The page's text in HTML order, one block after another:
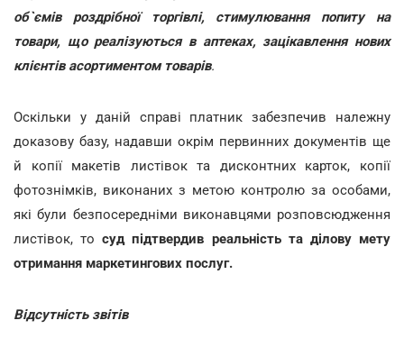
об`ємів роздрібної торгівлі, стимулювання попиту на
товари, що реалізуються в аптеках, зацікавлення нових
клієнтів асортиментом товарів.
Оскільки у даній справі платник забезпечив належну
доказову базу, надавши окрім первинних документів ще
й копії макетів листівок та дисконтних карток, копії
фотознімків, виконаних з метою контролю за особами,
які були безпосередніми виконавцями розповсюдження
листівок, тосуд підтвердив реальність та ділову мету
отримання маркетингових послуг.
Відсутність звітів